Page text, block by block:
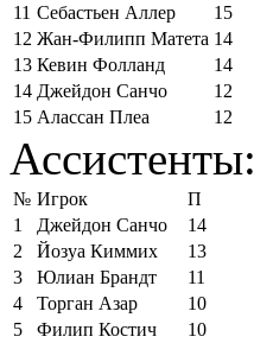
11 Себастьен Аллер
15
12 Жан-Филипп Матета 14
13 Кевин Фолланд
14
14 Джейдон Санчо
12
15 Алассан Плеа 12
Ассистенты:
№ Игрок
П
1
Джейдон Санчо
14
2
Йозуа Киммих
13
3
Юлиан Брандт
11
4
Торган Азар
10
5
Филип Костич
10